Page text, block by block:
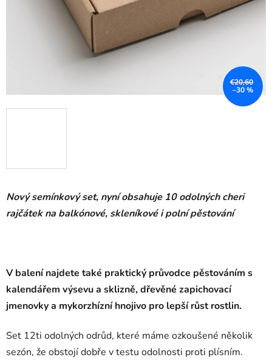
Nový semínkový set, nyní obsahuje 10 odolných cheri
rajčátek na balkónové, skleníkové i polní pěstování
V balení najdete také praktický průvodce pěstováním s
kalendářem výsevu a sklizně, dřevěné zapichovací
jmenovky a mykorzhízní hnojivo pro lepší růst rostlin.
Set 12ti odolných odrůd, které máme ozkoušené několik
sezón, že obstojí dobře v testu odolnosti proti plísním.
€20,60
–30 %